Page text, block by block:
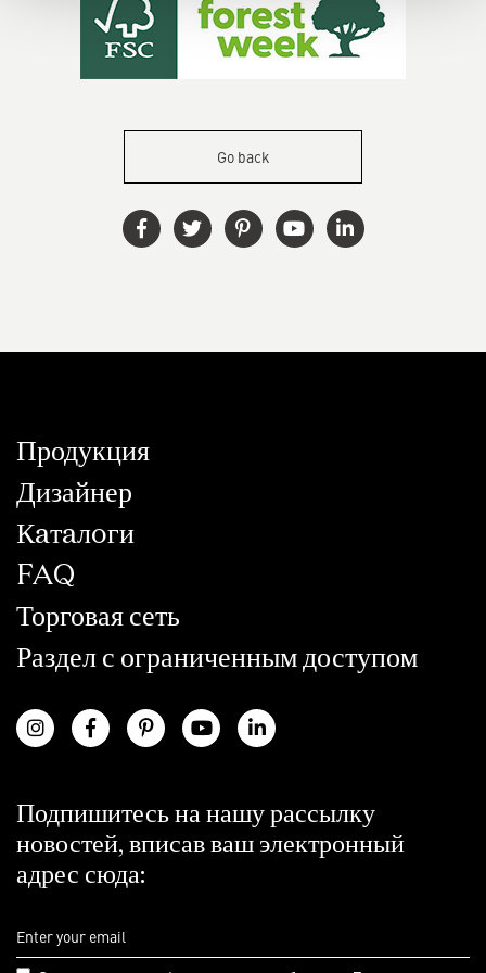
Go back
Продукция
Дизайнер
Кaтaлoги
FAQ
Торговая сеть
Раздел с ограниченным доступом
Подпишитесь на нашу рассылку
новостей, вписав ваш электронный
адрес сюда: